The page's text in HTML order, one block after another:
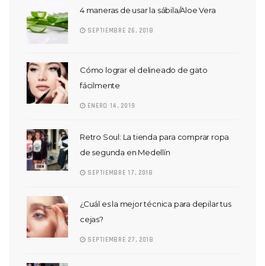
4 maneras de usar la sábila/Aloe Vera
SEPTIEMBRE 26, 2018
Cómo lograr el delineado de gato
fácilmente
ENERO 14, 2019
Retro Soul: La tienda para comprar ropa
de segunda en Medellín
SEPTIEMBRE 17, 2018
¿Cuál es la mejor técnica para depilar tus
cejas?
SEPTIEMBRE 27, 2018